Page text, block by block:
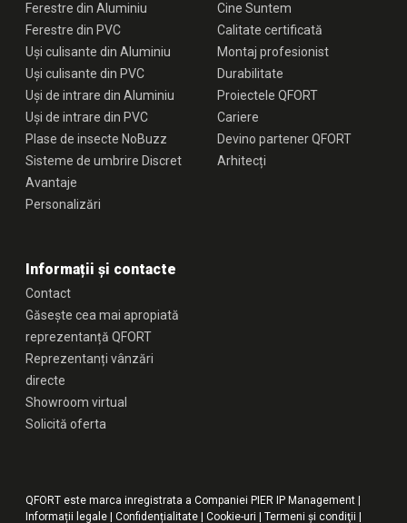
Ferestre din Aluminiu
Ferestre din PVC
Uși culisante din Aluminiu
Uși culisante din PVC
Uși de intrare din Aluminiu
Uși de intrare din PVC
Plase de insecte NoBuzz
Sisteme de umbrire Discret
Avantaje
Personalizări
Cine Suntem
Calitate certificată
Montaj profesionist
Durabilitate
Proiectele QFORT
Cariere
Devino partener QFORT
Arhitecți
Informații și contacte
Contact
Găsește cea mai apropiată
reprezentanță QFORT
Reprezentanți vânzări
directe
Showroom virtual
Solicită oferta
QFORT este marca inregistrata a Companiei PIER IP Management |
Informații legale |Confidențialitate |Cookie-uri |Termeni şi condiţii